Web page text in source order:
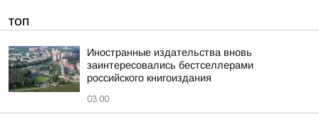
ТОП
Иностранные издательства вновь
заинтересовались бестселлерами
российского книгоиздания
03:00